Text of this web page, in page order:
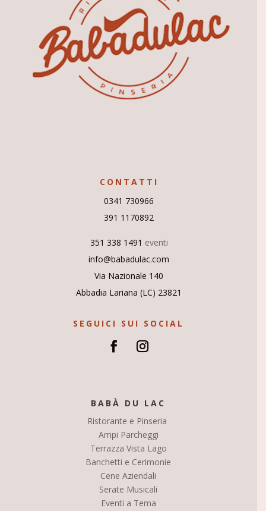
CONTATTI
0341 730966
391 1170892
351 338 1491 eventi
info@babadulac.com
Via Nazionale 140
Abbadia Lariana (LC) 23821
SEGUICI SUI SOCIAL
BABÀ DU LAC
Ristorante e Pinseria
Ampi Parcheggi
Terrazza Vista Lago
Banchetti e Cerimonie
Cene Aziendali
Serate Musicali
Eventi a Tema